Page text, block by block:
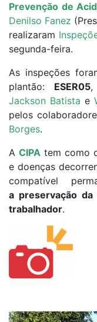
Prevenção de
Denilso Fanez
realizaram
segunda-feira.
As inspeções
plantão: ESER05,
Jackson Batista e
pelos
Borges.
A CIPA tem como
e doenças
compatível
a preservação
trabalhador.